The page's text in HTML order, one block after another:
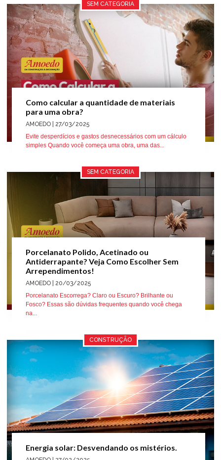
SEM CATEGORIA
Como calcular a quantidade de materiais
para uma obra?
AMOEDO | 27/03/2025
Evite desperdícios e gastos desnecessários com um cálculo
simples Quando você começa uma obra, uma das...
SEM CATEGORIA
Porcelanato Polido, Acetinado ou
Antiderrapante? Veja Como Escolher Sem
Arrependimentos!
AMOEDO | 20/03/2025
Porcelanato Escorrega? Claro ou Escuro? Brilhante ou
Fosco? Essas são dúvidas frequentes quando você chega
na...
CONSTRUÇÃO
Energia solar: Desvendando os mistérios.